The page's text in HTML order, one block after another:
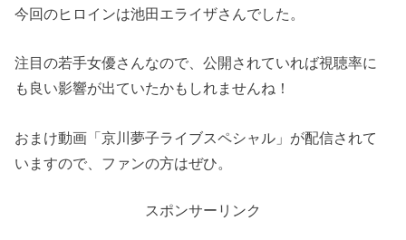
今回のヒロインは池田エライザさんでした。
注目の若手女優さんなので、公開されていれば視聴率に
も良い影響が出ていたかもしれませんね！
おまけ動画「京川夢子ライブスペシャル」が配信されて
いますので、ファンの方はぜひ。
スポンサーリンク